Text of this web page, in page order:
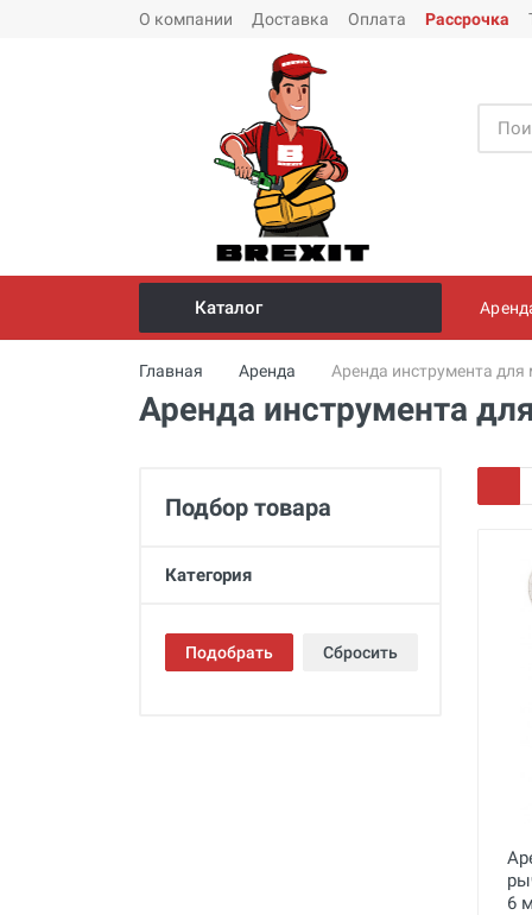
О компании Доставка Оплата Рассрочка
Инструмент и оборудование для
монтажа стальных труб
Трубогибы
давлением
водоснабжения
Муфты ремонтные (хомуты) для
Каталог
Главная Аренда Аренда инструмента
Аренда инструмента
Подбор товара
Категория
Подобрать Сбросить
6